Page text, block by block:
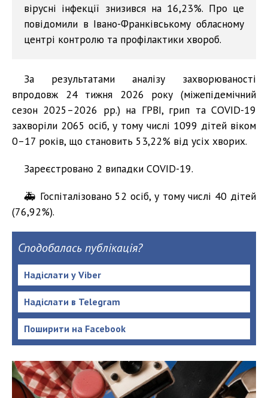
вірусні інфекції знизився на 16,23%. Про це
повідомили в Івано-Франківському обласному
центрі контролю та профілактики хвороб.
За результатами аналізу захворюваності
впродовж 24 тижня 2026 року (міжепідемічний
сезон 2025–2026 рр.) на ГРВІ, грип та COVID-19
захворіли 2065 осіб, у тому числі 1099 дітей віком
0–17 років, що становить 53,22% від усіх хворих.
Зареєстровано 2 випадки COVID-19.
🚑 Госпіталізовано 52 осіб, у тому числі 40 дітей
(76,92%).
Сподобалась публікація?
Надіслати у Viber
Надіслати в Telegram
Поширити на Facebook